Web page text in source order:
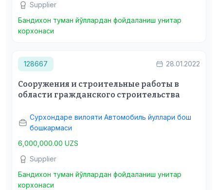
Supplier
Бандихон туман йўллардан фойдаланиш унитар
корхонаси
128667 28.01.2022
Сооружения и строительные работы в
области гражданского строительства
Сурхондаре вилояти Автомобиль йуллари бош
бошкармаси
6,000,000.00 UZS
Supplier
Бандихон туман йўллардан фойдаланиш унитар
корхонаси